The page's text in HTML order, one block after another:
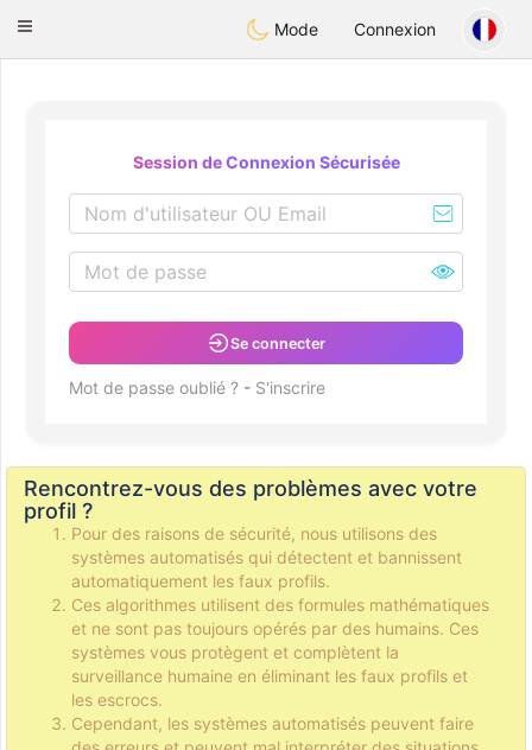
DeutschDating
Toggle
Mode Connexion
Session de Connexion Sécurisée
Se connecter
Mot de passe oublié ? - S'inscrire
Rencontrez-vous des problèmes avec votre
profil ?
Pour des raisons de sécurité, nous utilisons des
systèmes automatisés qui détectent et bannissent
automatiquement les faux profils.
Ces algorithmes utilisent des formules mathématiques
et ne sont pas toujours opérés par des humains. Ces
systèmes vous protègent et complètent la
surveillance humaine en éliminant les faux profils et
les escrocs.
Cependant, les systèmes automatisés peuvent faire